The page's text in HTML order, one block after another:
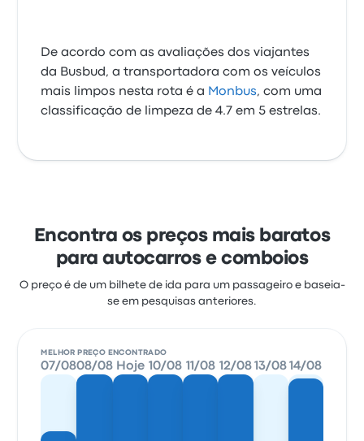
De acordo com as avaliações dos viajantes
da Busbud, a transportadora com os veículos
mais limpos nesta rota é a Monbus, com uma
classificação de limpeza de 4.7 em 5 estrelas.
Encontra os preços mais baratos
para autocarros e comboios
O preço é de um bilhete de ida para um passageiro e baseia-
se em pesquisas anteriores.
MELHOR PREÇO ENCONTRADO
07/0808/08 Hoje 10/08 11/08 12/08 13/08 14/08